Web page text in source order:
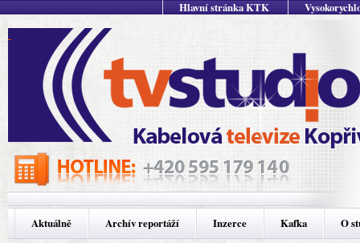
Hlavní stránka KTK
Aktuálně Archív reportáží Inzerce Kafka O